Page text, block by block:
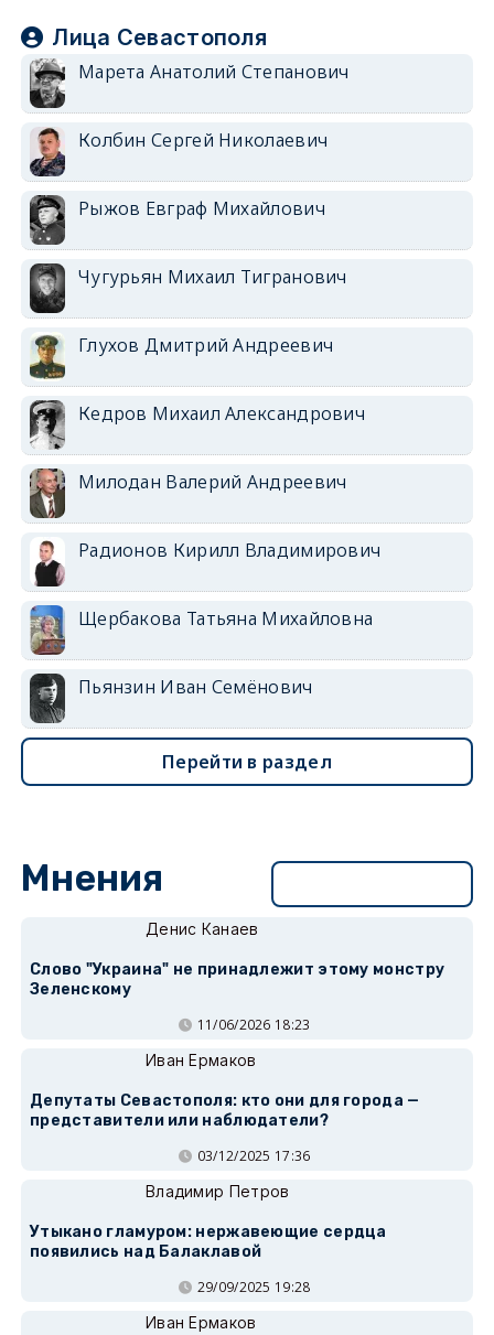
Лица Севастополя
Марета Анатолий Степанович
Колбин Сергей Николаевич
Рыжов Евграф Михайлович
Чугурьян Михаил Тигранович
Глухов Дмитрий Андреевич
Кедров Михаил Александрович
Милодан Валерий Андреевич
Радионов Кирилл Владимирович
Щербакова Татьяна Михайловна
Пьянзин Иван Семёнович
Перейти в раздел
Мнения
Денис Канаев
Слово "Украина" не принадлежит этому монстру
Зеленскому
11/06/2026 18:23
Иван Ермаков
Депутаты Севастополя: кто они для города —
представители или наблюдатели?
03/12/2025 17:36
Владимир Петров
Утыкано гламуром: нержавеющие сердца
появились над Балаклавой
29/09/2025 19:28
Иван Ермаков